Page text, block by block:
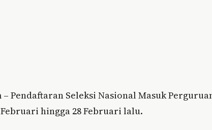
– Pendaftaran Seleksi Nasional Masuk
hingga 28 Februari lalu.